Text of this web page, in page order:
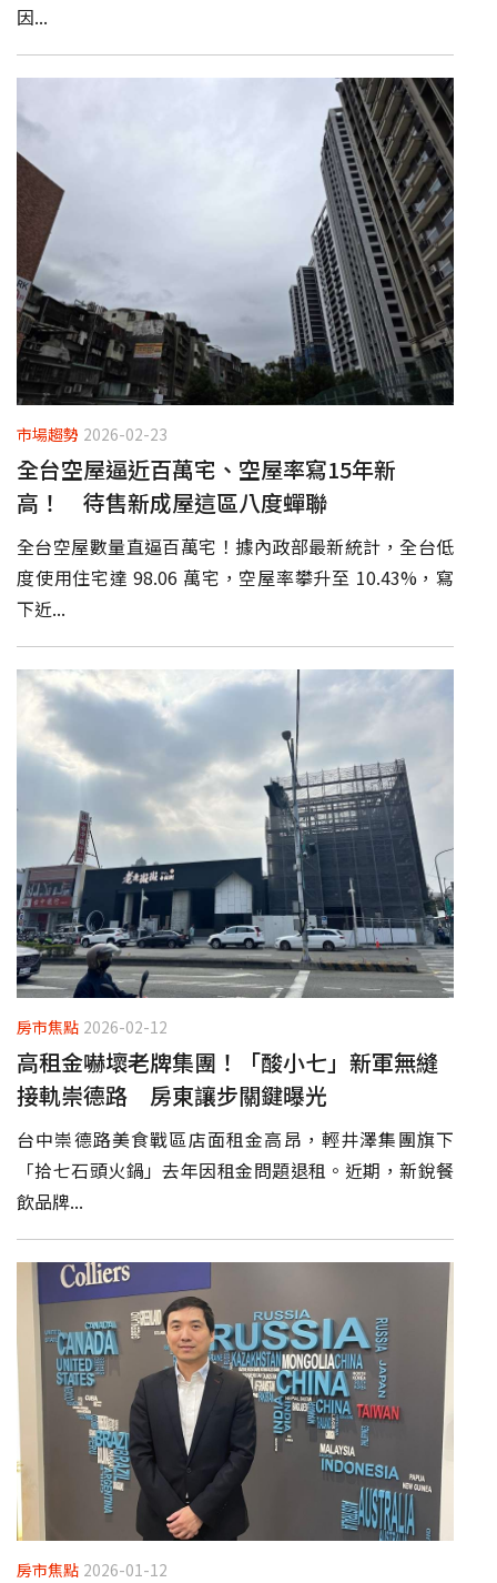
因...
市場趨勢 2026-02-23
全台空屋逼近百萬宅、空屋率寫15年新
高！ 待售新成屋這區八度蟬聯
全台空屋數量直逼百萬宅！據內政部最新統計，全台低
度使用住宅達 98.06 萬宅，空屋率攀升至 10.43%，寫
下近...
房市焦點 2026-02-12
高租金嚇壞老牌集團！「酸小七」新軍無縫
接軌崇德路 房東讓步關鍵曝光
台中崇德路美食戰區店面租金高昂，輕井澤集團旗下
「拾七石頭火鍋」去年因租金問題退租。近期，新銳餐
飲品牌...
房市焦點 2026-01-12